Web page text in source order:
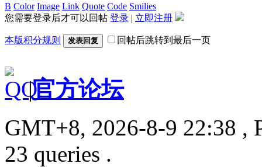
B Color Image Link Quote Code Smilies
您需要登录后才可以回帖 登录 | 立即注册
本版积分规则 发表回复 回帖后跳转到最后一页
|官方论坛
GMT+8, 2026-8-9 22:38 ,
23 queries .